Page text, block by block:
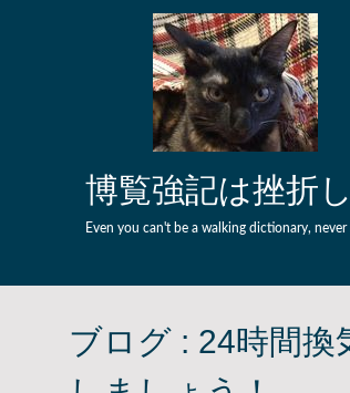
博覧強記は挫折
Even you can't be a walking dictionary,
ブログ : 24時間換